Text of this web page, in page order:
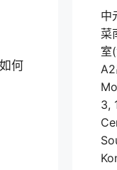
何
中
菜
室
3,